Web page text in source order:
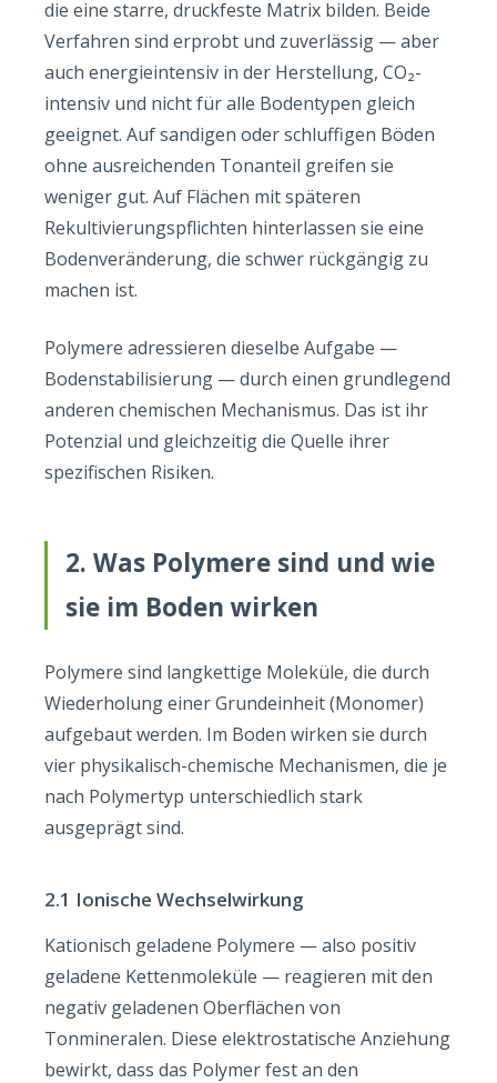
die eine starre, druckfeste Matrix bilden. Beide
Verfahren sind erprobt und zuverlässig — aber
auch energieintensiv in der Herstellung, CO₂-
intensiv und nicht für alle Bodentypen gleich
geeignet. Auf sandigen oder schluffigen Böden
ohne ausreichenden Tonanteil greifen sie
weniger gut. Auf Flächen mit späteren
Rekultivierungspflichten hinterlassen sie eine
Bodenveränderung, die schwer rückgängig zu
machen ist.
Polymere adressieren dieselbe Aufgabe —
Bodenstabilisierung — durch einen grundlegend
anderen chemischen Mechanismus. Das ist ihr
Potenzial und gleichzeitig die Quelle ihrer
spezifischen Risiken.
2. Was Polymere sind und wie
sie im Boden wirken
Polymere sind langkettige Moleküle, die durch
Wiederholung einer Grundeinheit (Monomer)
aufgebaut werden. Im Boden wirken sie durch
vier physikalisch-chemische Mechanismen, die je
nach Polymertyp unterschiedlich stark
ausgeprägt sind.
2.1 Ionische Wechselwirkung
Kationisch geladene Polymere — also positiv
geladene Kettenmoleküle — reagieren mit den
negativ geladenen Oberflächen von
Tonmineralen. Diese elektrostatische Anziehung
bewirkt, dass das Polymer fest an den